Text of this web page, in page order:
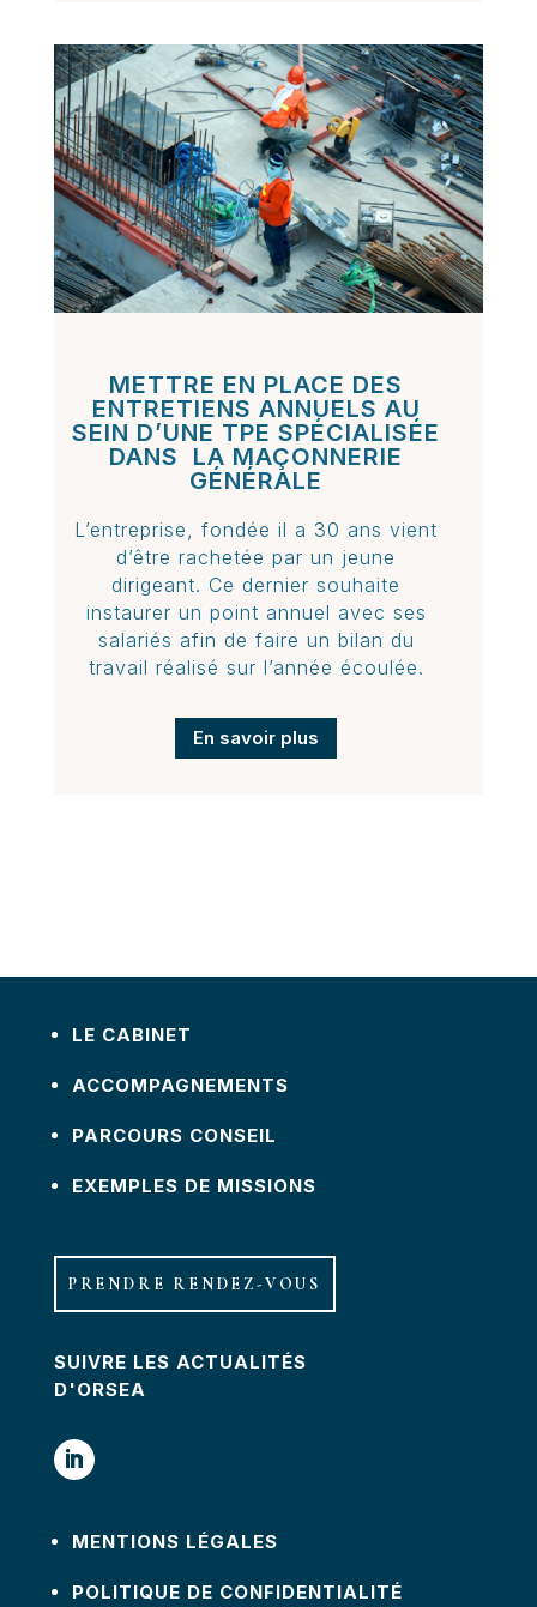
METTRE EN PLACE DES
ENTRETIENS ANNUELS AU
SEIN D’UNE TPE SPÉCIALISÉE
DANS LA MAÇONNERIE
GÉNÉRALE
L’entreprise, fondée il a 30 ans vient
d’être rachetée par un jeune
dirigeant. Ce dernier souhaite
instaurer un point annuel avec ses
salariés afin de faire un bilan du
travail réalisé sur l’année écoulée.
En savoir plus
LE CABINET
ACCOMPAGNEMENTS
PARCOURS CONSEIL
EXEMPLES DE MISSIONS
PRENDRE RENDEZ-VOUS
SUIVRE LES ACTUALITÉS
D'ORSEA
MENTIONS LÉGALES
POLITIQUE DE CONFIDENTIALITÉ